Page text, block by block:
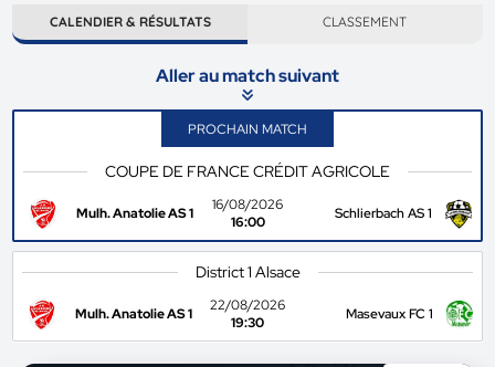
CALENDIER & RÉSULTATS CLASSEMENT
Aller au match suivant
PROCHAIN MATCH
COUPE DE FRANCE CRÉDIT AGRICOLE
Mulh. Anatolie AS 1
16/08/2026
16:00
Schlierbach AS 1
District 1 Alsace
Mulh. Anatolie AS 1
22/08/2026
19:30
Masevaux FC 1